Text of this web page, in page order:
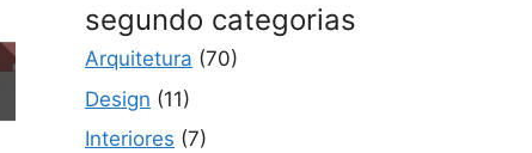
segundo categorias
Arquitetura (70)
Design (11)
Interiores (7)